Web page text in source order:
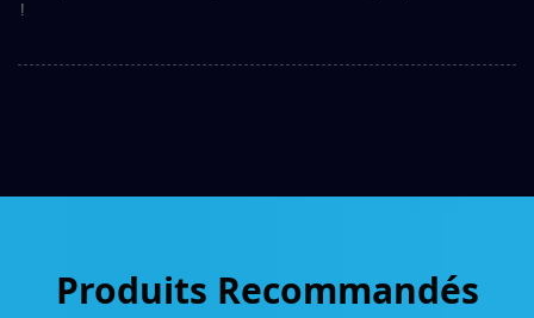
!
Produits Recommandés